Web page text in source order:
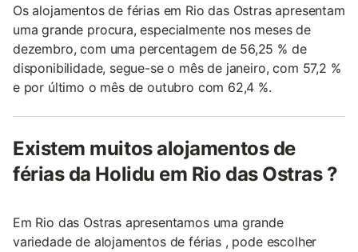
Os alojamentos de férias em Rio das Ostras apresentam
uma grande procura, especialmente nos meses de
dezembro, com uma percentagem de 56,25 % de
disponibilidade, segue-se o mês de janeiro, com 57,2 %
e por último o mês de outubro com 62,4 %.
Existem muitos alojamentos de
férias da Holidu em Rio das Ostras ?
Em Rio das Ostras apresentamos uma grande
variedade de alojamentos de férias , pode escolher